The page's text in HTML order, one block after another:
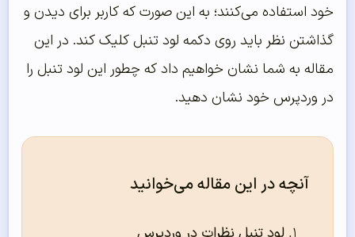
خود استفاده می‌کنند؛ به این صورت که کاربر برای دیدن و
گذاشتن نظر باید روی دکمه لود تنبل کلیک کند. در این
مقاله به شما نشان خواهیم داد که چطور این لود تنبل را
در وردپرس خود نشان دهید.
آنچه در این مقاله می‌خوانید